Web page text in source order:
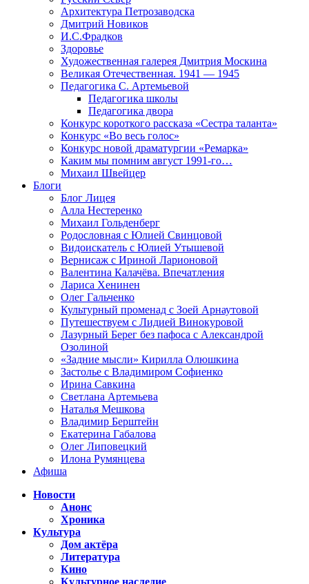
Архитектура Петрозаводска
Дмитрий Новиков
И.С.Фрадков
Здоровье
Художественная галерея Дмитрия Москина
Великая Отечественная. 1941 — 1945
Педагогика С. Артемьевой
Педагогика школы
Педагогика двора
Конкурс короткого рассказа «Сестра таланта»
Конкурс «Во весь голос»
Конкурс новой драматургии «Ремарка»
Каким мы помним август 1991-го…
Михаил Швейцер
Блоги
Блог Лицея
Алла Нестеренко
Михаил Гольденберг
Родословная с Юлией Свинцовой
Видоискатель с Юлией Утышевой
Вернисаж с Ириной Ларионовой
Валентина Калачёва. Впечатления
Лариса Хенинен
Олег Гальченко
Культурный променад с Зоей Арнаутовой
Путешествуем с Лидией Винокуровой
Лазурный Берег без пафоса с Александрой
Озолиной
«Задние мысли» Кирилла Олюшкина
Застолье с Владимиром Софиенко
Ирина Савкина
Светлана Артемьева
Наталья Мешкова
Владимир Берштейн
Екатерина Габалова
Олег Липовецкий
Илона Румянцева
Афиша
Новости
Анонс
Хроника
Культура
Дом актёра
Литература
Кино